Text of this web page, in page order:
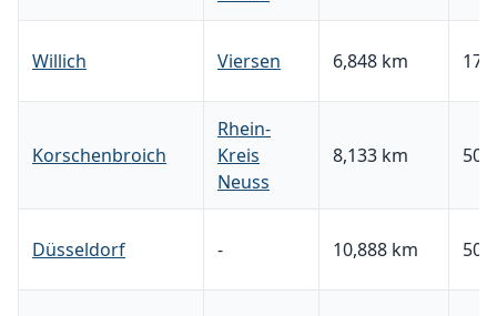
Willich Viersen 6,848 km
Korschenbroich
Rhein-
Kreis
Neuss
8,133 km
Düsseldorf - 10,888 km